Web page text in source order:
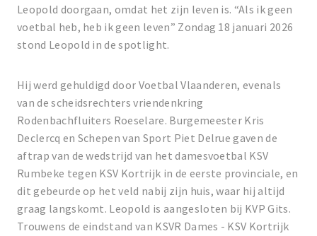
Leopold doorgaan, omdat het zijn leven is. “Als ik geen
voetbal heb, heb ik geen leven” Zondag 18 januari 2026
stond Leopold in de spotlight.
Hij werd gehuldigd door Voetbal Vlaanderen, evenals
van de scheidsrechters vriendenkring
Rodenbachfluiters Roeselare. Burgemeester Kris
Declercq en Schepen van Sport Piet Delrue gaven de
aftrap van de wedstrijd van het damesvoetbal KSV
Rumbeke tegen KSV Kortrijk in de eerste provinciale, en
dit gebeurde op het veld nabij zijn huis, waar hij altijd
graag langskomt. Leopold is aangesloten bij KVP Gits.
Trouwens de eindstand van KSVR Dames - KSV Kortrijk